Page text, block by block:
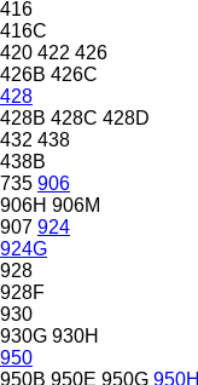
416
416C
420 422 426
426B 426C
428
428B 428C 428D
432 438
438B
735 906
906H 906M
907 924
924G
928
928F
930
930G 930H
950
950B 950E 950G 950H